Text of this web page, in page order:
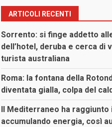
ARTICOLI RECENTI
Sorrento: si finge addetto
dell’hotel, deruba e cerca di
turista australiana
Roma: la fontana della
diventata gialla, colpa del
Il Mediterraneo ha raggiunto
accumulando energia, così